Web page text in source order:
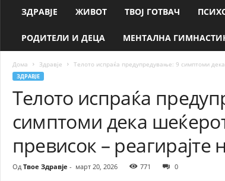
ЗДРАВЈЕ ЖИВОТ ТВОЈ ГОТВАЧ
РОДИТЕЛИ И ДЕЦА МЕНТАЛНА
Дома Здравје Телото испраќа предупредување: 9 симптоми
ЗДРАВЈЕ
Телото испраќа
симптоми дека
превисок – реагирајте
Од Твое Здравје - март 20, 2026 771 0